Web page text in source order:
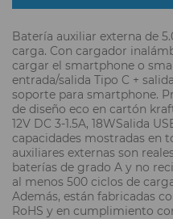
Batería auxiliar externa de
carga. Con cargador
cargar el smartphone o
entrada/salida Tipo C +
soporte para smartphone.
de diseño eco en cartón
12V DC 3-1.5A, 18WSalida
capacidades mostradas en
auxiliares externas son
baterías de grado A y no
al menos 500 ciclos de
Además, están fabricadas
RoHS y en cumplimiento